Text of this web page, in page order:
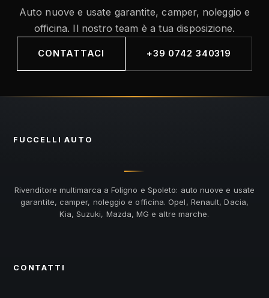
Auto nuove e usate garantite, camper, noleggio e
officina. Il nostro team è a tua disposizione.
CONTATTACI +39 0742 340319
FUCCELLI AUTO
Rivenditore multimarca a Foligno e Spoleto: auto nuove e usate
garantite, camper, noleggio e officina. Opel, Renault, Dacia,
Kia, Suzuki, Mazda, MG e altre marche.
CONTATTI